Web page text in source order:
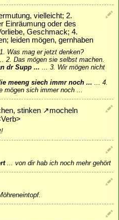
vielleicht; 2.
Einräumung oder des
Geschmack; 4.
leiden mögen, gernhaben
1. Was mag er jetzt denken?
2. Das mögen sie selbst machen.
dr Supp ...
3. Wir mögen nicht
meeng siech immr noch ...
4.
sich immer noch ...
stinken ↗mocheln
... von dir hab ich noch mehr gehört